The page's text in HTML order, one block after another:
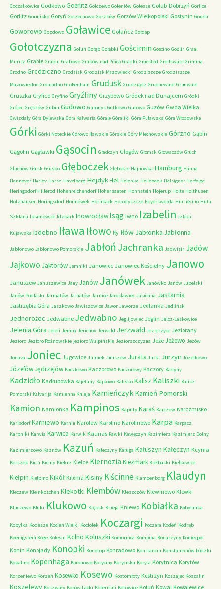
Goczałkowice Godkowo Goerlitz Golczewo Goleniów Golesze Golub-Dobrzyń Gorlice
Gorlitz Goruńsko Goryń Gorzechowo Gorzków Gorzów Wielkopolski Gostynin Gouda
Goworowo Gozdowo Goławice Gołańcz Gołdap
Gołotczyzna Gołuń Gołąb Gołąbki Gościmin Gościno Goźlin Graal
Muritz Grabie Grabin Grabowo Grabów nad Pilicą Gradki Graested Greifswald Grimma
Grodno Grodziczno Grodzisk Grodzisk Mazowiecki Grodziszcze Grodziszcze
Mazowieckie Gromadno Großenhain Grudusk Grudziądz Gruenewald Grunwald
Gruszka Gryfice Gryfino Gryźliny Grzybowo Gródek nad Dunajcem Gródki
Grójec Grębków Gubin Gudowo Guronys Gutkowo Gutowo Guzów Gwda Wielka
Gwizdały Góra Dylewska Góra Kalwaria Górale Góraliki Góra Puławska Góra Włodowska
Górki Górki Noteckie Górowo Iławskie Górskie Góry Miechowskie Górzno Gąbin
Gągolin Gągławki Gąsocin Gładczyn Głogów Głomsk Głowaczów Głuch
Głuchów Głusk Głusko Głęboczek Głębokie Hajnówka Hamburg Hanna
Hannover Harlev Harsz Havelberg HejdykHel Helenka Hellebaek Helsignor Herfolge
Heringsdorf Hillerod Hohenreichendorf Hohensaaten Hohnstein Hojerup Holte Holthusen
Holzhausen Horingsdorf Hormówek Hornbaek Horodyszcze Hoyerswerda Humięcino Huta
Szklana Ibramowice Idzbark Inowrocław Isąg Iwno Izabelin Izbica
Kujawska Izdebno Iława Iłowo Iły Iłów Jabłonka Jabłonna
Jabłonowo Jabłonowo Pomorskie JabłońJachranka Jadwisin Jadów
Jajkowo Jaktorów Jamniki Janowiec Janowiec Kościelny Janowo
Januszew Januszewice Jany Janów Janówek Janówko Janów Lubelski
Janów Podlaski Jarmatów Jarnatów Jarnice Jarosławiec Jasionna Jastarnia
Jastrzębia Góra Jaszkowo Jawiszowice Jawor Jaworze Jedlanka Jedliński
Jednorożec Jedwabne Jedwabno Jeglijowiec Jeglin Jelcz-Laskowice
Jelenia Góra Jeleń Jemna Jerichov Jerwałd Jerzwałd Jezierzyce Jeziorany
Jezioro Jezioro Rożnowskie jezioro Wulpińskie Jeziorszczyzna Jeże Jeżewo Jeżów
Jonava Joniec Jugowice Julinek Juliszew Jurata Jurki Jurzyn Józefkowo
JózefówJędrzejów Kaczkowo Kaczorowo Kaczorowy Kaczory Kadyny
Kadzidło Kadłubówka Kajetany Kajkowo Kalisko Kalisz Kaliszki Kalisz
Pomorski Kalvarija Kamienna Knieja Kamieńczyk Kamień Pomorski
Kamion Kamionka Kampinos Kaputy Karaś Karczew Karczmisko
Karlsdorf Karniewo Karnin Karolew Karolino Karolinowo Karpa Karpacz
Karpniki Karwia Karwica Karwik Kaunas Kawki Kawęczyn Kazimierz Kazimierz Dolny
Kazimierzowo Kaznów Kazuń Kałeczyny Kaługa Kałuszyn Kałęczyn Kcynia
Kerszek Kicin Kiciny Kiekrz Kielce Kiernozia Kiezmark Kiełbaski Kiełkowice
Kiełpin Kiełpino Kikół Kilonia Kisiny Kiścinne Klampenborg Klaudyn
Kleczew Kleinkoschen Klekotki Klembów Kleszczów Klewinowo Klewki
Kluczewo Kluki Klukowo Klępsk Knieja Kniewo Kobiałka Kobylanka
Kobyłka Kociesze Kocień Wielki Kociołek Koczargi Koczała Kodeń Kodrąb
Koenigstein Koge Kolesin Kolno Koluszki Komornica Kompina Konarzyny Koniecpol
Konin Konojady Konopki Konotop Konradowo Konstancin Konstantynów Łódzki
Kopalino Kopenhaga Koronowo Koryciny Koryciska Koryta Korytnica Korytów
Korzeniewo Korzeń Kosewko Kosewo Kostomłoty Kostrzyn Koszajec Koszalin
Koszelewy Koszwały Kosów Lacki Kotermań Kotowice Kotuń Kowal Kowalewice